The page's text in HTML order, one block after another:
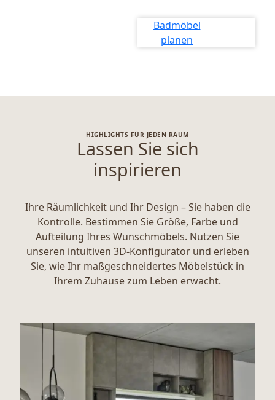
Badmöbel
planen
HIGHLIGHTS FÜR JEDEN RAUM
Lassen Sie sich
inspirieren
Ihre Räumlichkeit und Ihr Design – Sie haben die
Kontrolle. Bestimmen Sie Größe, Farbe und
Aufteilung Ihres Wunschmöbels. Nutzen Sie
unseren intuitiven 3D-Konfigurator und erleben
Sie, wie Ihr maßgeschneidertes Möbelstück in
Ihrem Zuhause zum Leben erwacht.